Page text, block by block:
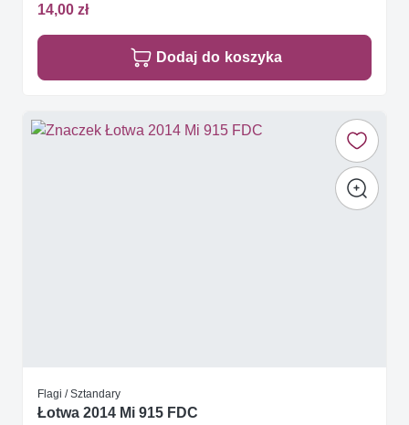
14,00 zł
Dodaj do koszyka
Flagi / Sztandary
Łotwa 2014 Mi 915 FDC